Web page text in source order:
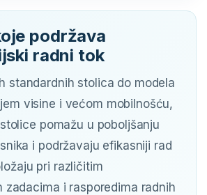
podržava
radni tok
standardnih stolica do modela
visine i većom mobilnošću,
pomažu u poboljšanju
i podržavaju efikasniji rad
pri različitim
zadacima i rasporedima radnih